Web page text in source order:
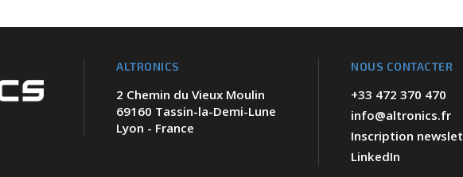
ALTRONICS
2 Chemin du Vieux Moulin
69160 Tassin-la-Demi-Lune
Lyon - France
NOUS CONTACTER
+33 472 370 470
info@altronics.fr
Inscription
LinkedIn